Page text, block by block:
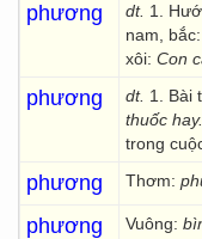
phương dt. 1.
nam, bắc:
xôi: Con
phương dt. 1. Bài
thuốc hay.
trong
phương Thơm:
phương Vuông: